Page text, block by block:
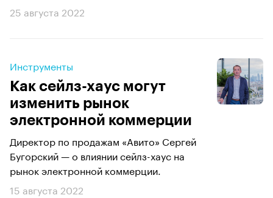
25 августа 2022
Инструменты
Как сейлз-хаус могут
изменить рынок
электронной коммерции
Директор по продажам «Авито» Сергей
Бугорский — о влиянии сейлз-хаус на
рынок электронной коммерции.
15 августа 2022